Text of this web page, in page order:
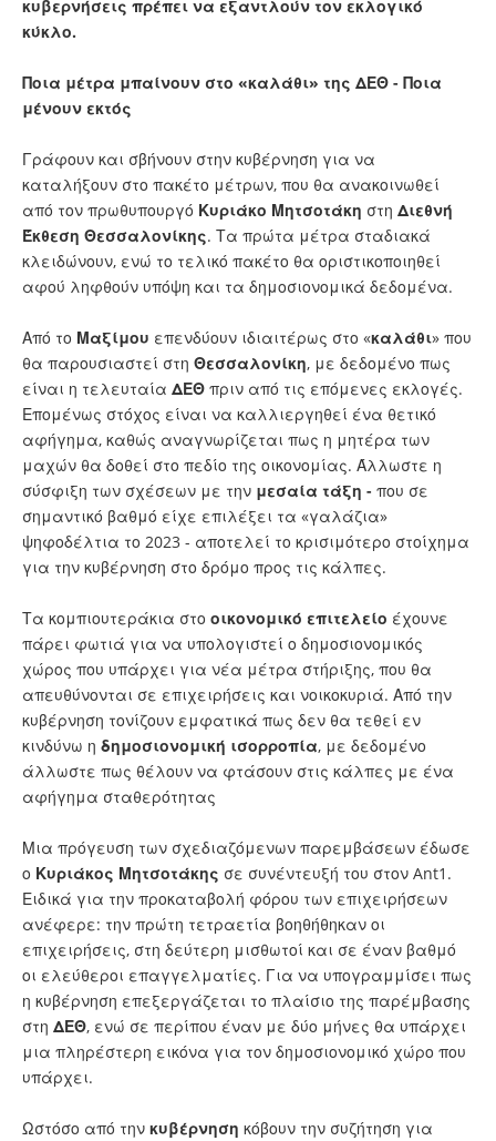
κυβερνήσεις πρέπει να εξαντλούν τον εκλογικό
κύκλο.
Ποια μέτρα μπαίνουν στο «καλάθι» της ΔΕΘ - Ποια
μένουν εκτός
Γράφουν και σβήνουν στην κυβέρνηση για να
καταλήξουν στο πακέτο μέτρων, που θα ανακοινωθεί
από τον πρωθυπουργό Κυριάκο Μητσοτάκη στη Διεθνή
Έκθεση Θεσσαλονίκης. Τα πρώτα μέτρα σταδιακά
κλειδώνουν, ενώ το τελικό πακέτο θα οριστικοποιηθεί
αφού ληφθούν υπόψη και τα δημοσιονομικά δεδομένα.
Από το Μαξίμου επενδύουν ιδιαιτέρως στο «καλάθι» που
θα παρουσιαστεί στη Θεσσαλονίκη, με δεδομένο πως
είναι η τελευταία ΔΕΘ πριν από τις επόμενες εκλογές.
Επομένως στόχος είναι να καλλιεργηθεί ένα θετικό
αφήγημα, καθώς αναγνωρίζεται πως η μητέρα των
μαχών θα δοθεί στο πεδίο της οικονομίας. Άλλωστε η
σύσφιξη των σχέσεων με την μεσαία τάξη - που σε
σημαντικό βαθμό είχε επιλέξει τα «γαλάζια»
ψηφοδέλτια το 2023 - αποτελεί το κρισιμότερο στοίχημα
για την κυβέρνηση στο δρόμο προς τις κάλπες.
Τα κομπιουτεράκια στο οικονομικό επιτελείο έχουνε
πάρει φωτιά για να υπολογιστεί ο δημοσιονομικός
χώρος που υπάρχει για νέα μέτρα στήριξης, που θα
απευθύνονται σε επιχειρήσεις και νοικοκυριά. Από την
κυβέρνηση τονίζουν εμφατικά πως δεν θα τεθεί εν
κινδύνω η δημοσιονομική ισορροπία, με δεδομένο
άλλωστε πως θέλουν να φτάσουν στις κάλπες με ένα
αφήγημα σταθερότητας
Μια πρόγευση των σχεδιαζόμενων παρεμβάσεων έδωσε
ο Κυριάκος Μητσοτάκης σε συνέντευξή του στον Ant1.
Ειδικά για την προκαταβολή φόρου των επιχειρήσεων
ανέφερε: την πρώτη τετραετία βοηθήθηκαν οι
επιχειρήσεις, στη δεύτερη μισθωτοί και σε έναν βαθμό
οι ελεύθεροι επαγγελματίες. Για να υπογραμμίσει πως
η κυβέρνηση επεξεργάζεται το πλαίσιο της παρέμβασης
στη ΔΕΘ, ενώ σε περίπου έναν με δύο μήνες θα υπάρχει
μια πληρέστερη εικόνα για τον δημοσιονομικό χώρο που
υπάρχει.
Ωστόσο από την κυβέρνηση κόβουν την συζήτηση για